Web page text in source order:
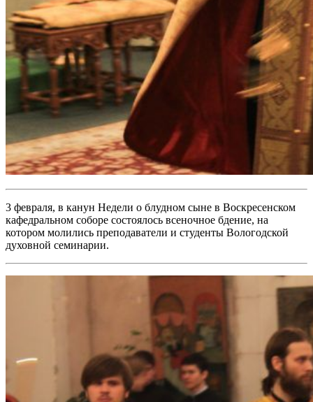
3 февраля, в канун Недели о блудном сыне в Воскресенском
кафедральном соборе состоялось всеночное бдение, на
котором молились преподаватели и студенты Вологодской
духовной семинарии.